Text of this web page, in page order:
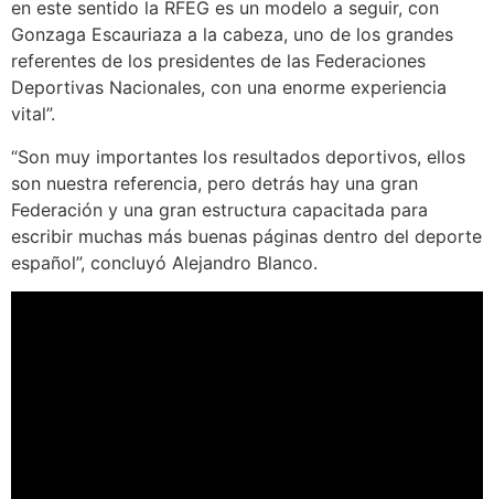
en este sentido la RFEG es un modelo a seguir, con
Gonzaga Escauriaza a la cabeza, uno de los grandes
referentes de los presidentes de las Federaciones
Deportivas Nacionales, con una enorme experiencia
vital”.
“Son muy importantes los resultados deportivos, ellos
son nuestra referencia, pero detrás hay una gran
Federación y una gran estructura capacitada para
escribir muchas más buenas páginas dentro del deporte
español”, concluyó Alejandro Blanco.